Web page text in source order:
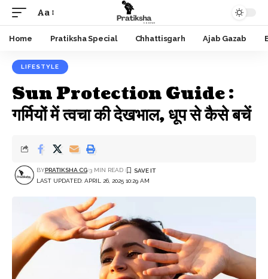
Font
Resizer
Aa
Home Pratiksha Special Chhattisgarh Ajab Gazab
LIFESTYLE
Sun Protection Guide :
गर्मियों में त्वचा की देखभाल, धूप से कैसे बचें
LAST UPDATED: APRIL 26, 2025 10:29 AM
BYPRATIKSHA CG 3 MIN READ